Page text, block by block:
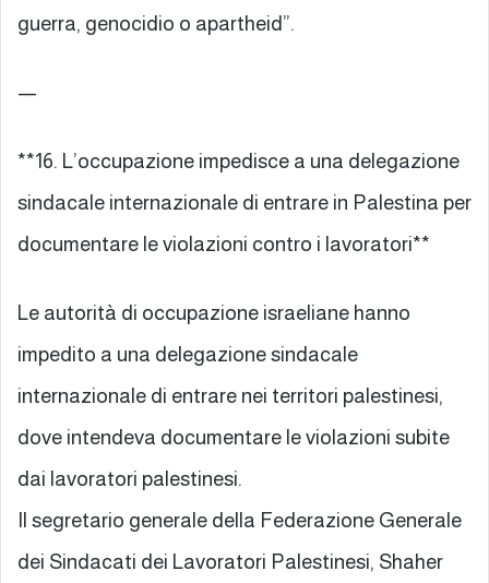
guerra, genocidio o apartheid”.
—
**16. L’occupazione impedisce a una delegazione
sindacale internazionale di entrare in Palestina per
documentare le violazioni contro i lavoratori**
Le autorità di occupazione israeliane hanno
impedito a una delegazione sindacale
internazionale di entrare nei territori palestinesi,
dove intendeva documentare le violazioni subite
dai lavoratori palestinesi.
Il segretario generale della Federazione Generale
dei Sindacati dei Lavoratori Palestinesi, Shaher